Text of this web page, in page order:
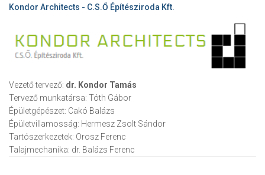
Kondor Architects - C.S.Ő Építésziroda Kft.
Vezető tervező: dr. Kondor Tamás
Tervező munkatársa: Tóth Gábor
Épületgépészet: Cakó Balázs
Épületvillamosság: Hermesz Zsolt Sándor
Tartószerkezetek: Orosz Ferenc
Talajmechanika: dr. Balázs Ferenc